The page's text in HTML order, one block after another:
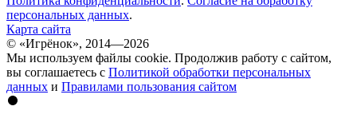
персональных данных.
Карта сайта
© «Игрёнок», 2014—2026
Мы используем файлы cookie. Продолжив работу с сайтом,
вы соглашаетесь с Политикой обработки персональных
данных и Правилами пользования сайтом